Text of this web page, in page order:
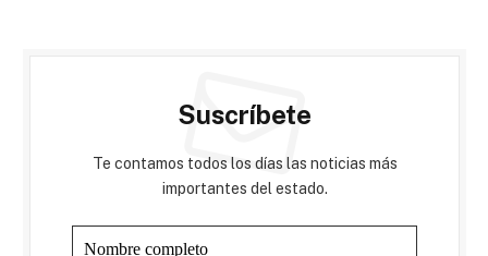
Suscríbete
Te contamos todos los días las noticias más
importantes del estado.